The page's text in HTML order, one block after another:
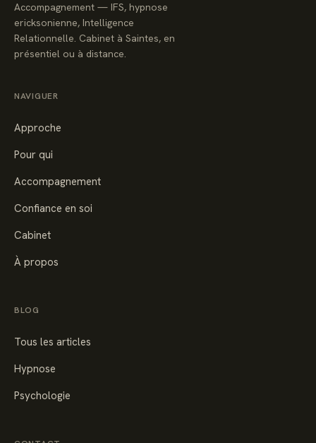
Accompagnement — IFS, hypnose
ericksonienne, Intelligence
Relationnelle. Cabinet à Saintes, en
présentiel ou à distance.
NAVIGUER
Approche
Pour qui
Accompagnement
Confiance en soi
Cabinet
À propos
BLOG
Tous les articles
Hypnose
Psychologie